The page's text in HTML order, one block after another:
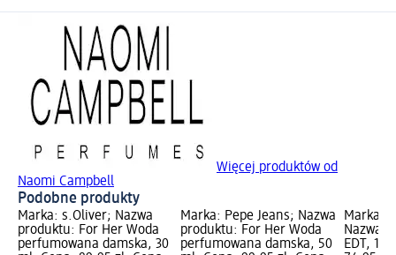
Więcej produktów od
Naomi Campbell
Podobne produkty
Marka: s.Oliver; Nazwa
produktu: For Her Woda
perfumowana damska, 30
Marka: Pepe Jeans; Nazwa
produktu: For Her Woda
perfumowana damska, 50
Marka:
Nazwa
EDT,